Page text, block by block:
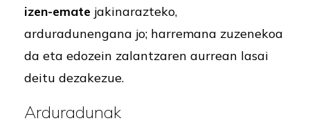
izen-emate jakinarazteko,
arduradunengana jo; harremana zuzenekoa
da eta edozein zalantzaren aurrean lasai
deitu dezakezue.
Arduradunak